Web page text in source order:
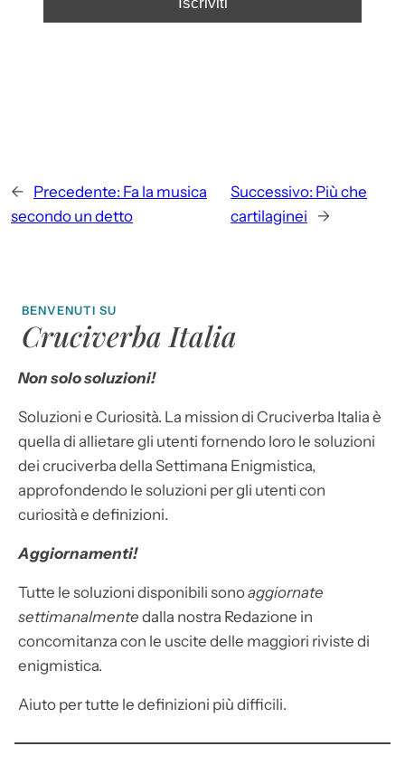
← Precedente: Fa la musica
secondo un detto
Successivo: Più che
cartilaginei
→
BENVENUTI SU
Cruciverba Italia
Non solo soluzioni!
Soluzioni e Curiosità. La mission di Cruciverba Italia è
quella di allietare gli utenti fornendo loro le soluzioni
dei cruciverba della Settimana Enigmistica,
approfondendo le soluzioni per gli utenti con
curiosità e definizioni.
Aggiornamenti!
Tutte le soluzioni disponibili sonoaggiornate
settimanalmente dalla nostra Redazione in
concomitanza con le uscite delle maggiori riviste di
enigmistica.
Aiuto per tutte le definizioni più difficili.